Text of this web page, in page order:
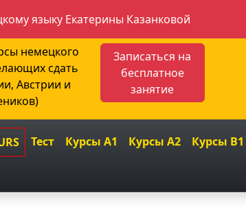
языку Екатерины Казанковой
немецкого
сдать
Австрии и
Записаться на
бесплатное
занятие
Тест Курсы A1 Курсы A2 Курсы B1